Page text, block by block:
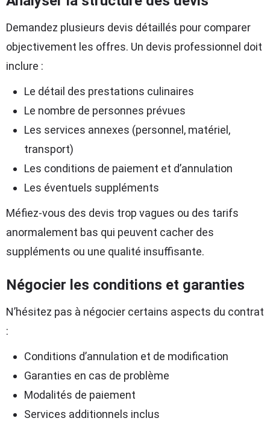
Demandez plusieurs devis détaillés pour comparer
objectivement les offres. Un devis professionnel doit
inclure :
Le détail des prestations culinaires
Le nombre de personnes prévues
Les services annexes (personnel, matériel,
transport)
Les conditions de paiement et d’annulation
Les éventuels suppléments
Méfiez-vous des devis trop vagues ou des tarifs
anormalement bas qui peuvent cacher des
suppléments ou une qualité insuffisante.
Négocier les conditions et garanties
N’hésitez pas à négocier certains aspects du contrat
:
Conditions d’annulation et de modification
Garanties en cas de problème
Modalités de paiement
Services additionnels inclus